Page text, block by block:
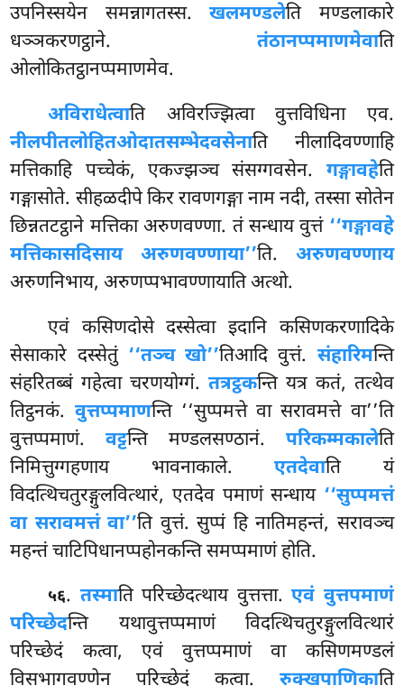
उपनिस्सयेन समन्नागतस्स.खलमण्डलेति मण्डलाकारे
धञ्ञकरणट्ठाने. तंठानप्पमाणमेवाति
ओलोकितट्ठानप्पमाणमेव.
अविराधेत्वाति अविरज्झित्वा वुत्तविधिना एव.
नीलपीतलोहितओदातसम्भेदवसेनाति नीलादिवण्णाहि
मत्तिकाहि पच्चेकं, एकज्झञ्च संसग्गवसेन. गङ्गावहेति
गङ्गासोते. सीहळदीपे किर रावणगङ्गा नाम नदी, तस्सा सोतेन
छिन्नतटट्ठाने मत्तिका अरुणवण्णा. तं सन्धाय वुत्तं ‘‘गङ्गावहे
मत्तिकासदिसाय अरुणवण्णाया’’ति. अरुणवण्णाय
अरुणनिभाय, अरुणप्पभावण्णायाति अत्थो.
एवं कसिणदोसे दस्सेत्वा इदानि कसिणकरणादिके
सेसाकारे दस्सेतुं ‘‘तञ्च खो’’तिआदि वुत्तं. संहारिमन्ति
संहरितब्बं गहेत्वा चरणयोग्गं. तत्रट्ठकन्ति यत्र कतं, तत्थेव
तिट्ठनकं. वुत्तप्पमाणन्ति ‘‘सुप्पमत्ते वा सरावमत्ते वा’’ति
वुत्तप्पमाणं.वट्टन्ति मण्डलसण्ठानं. परिकम्मकालेति
निमित्तुग्गहणाय भावनाकाले.एतदेवाति यं
विदत्थिचतुरङ्गुलवित्थारं, एतदेव पमाणं सन्धाय ‘‘सुप्पमत्तं
वा सरावमत्तं वा’’ति वुत्तं. सुप्पं हि नातिमहन्तं, सरावञ्च
महन्तं चाटिपिधानप्पहोनकन्ति समप्पमाणं होति.
५६. तस्मातिपरिच्छेदत्थाय वुत्तत्ता.एवं वुत्तपमाणं
परिच्छेदन्ति यथावुत्तप्पमाणं विदत्थिचतुरङ्गुलवित्थारं
परिच्छेदं कत्वा, एवं वुत्तप्पमाणं वा कसिणमण्डलं
विसभागवण्णेन परिच्छेदं कत्वा. रुक्खपाणिकाति